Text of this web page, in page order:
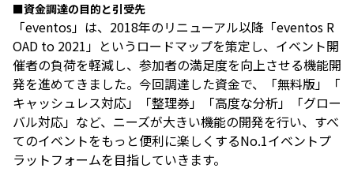
■資金調達の目的と引受先
「eventos」は、2018年のリニューアル以降「eventos R
OAD to 2021」というロードマップを策定し、イベント開
催者の負荷を軽減し、参加者の満足度を向上させる機能開
発を進めてきました。今回調達した資金で、「無料版」「
キャッシュレス対応」「整理券」「高度な分析」「グロー
バル対応」など、ニーズが大きい機能の開発を行い、すべ
てのイベントをもっと便利に楽しくするNo.1イベントプ
ラットフォームを目指していきます。